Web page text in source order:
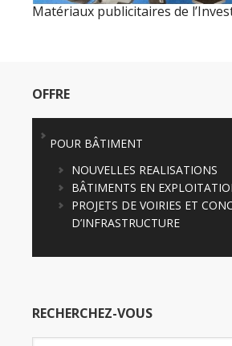
Matériaux publicitaires de
OFFRE
POUR BÂTIMENT
NOUVELLES REALISATIONS
BÂTIMENTS EN
PROJETS DE VOIRIES ET
D’INFRASTRUCTURE
RECHERCHEZ-VOUS